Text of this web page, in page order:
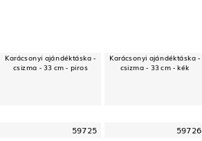
Karácsonyi ajándéktáska -
csizma - 33 cm - piros
Karácsonyi ajándéktáska -
csizma - 33 cm - kék
59725 59726